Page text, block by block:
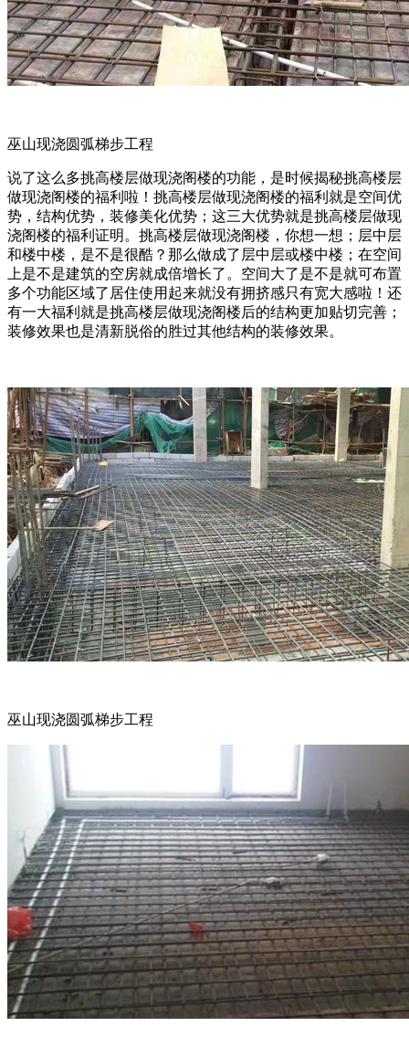
巫山现浇圆弧梯步工程
说了这么多挑高楼层做现浇阁楼的功能，是时候揭秘挑高楼层
做现浇阁楼的福利啦！挑高楼层做现浇阁楼的福利就是空间优
势，结构优势，装修美化优势；这三大优势就是挑高楼层做现
浇阁楼的福利证明。挑高楼层做现浇阁楼，你想一想；层中层
和楼中楼，是不是很酷？那么做成了层中层或楼中楼；在空间
上是不是建筑的空房就成倍增长了。空间大了是不是就可布置
多个功能区域了居住使用起来就没有拥挤感只有宽大感啦！还
有一大福利就是挑高楼层做现浇阁楼后的结构更加贴切完善；
装修效果也是清新脱俗的胜过其他结构的装修效果。
巫山现浇圆弧梯步工程